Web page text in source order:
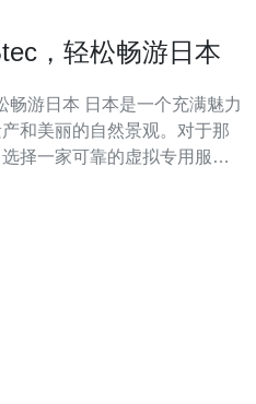
，轻松畅游日本
一个充满魅力
和美丽的自然景观。对于那
择一家可靠的虚拟专用服务
为他们的VPS合作伙伴，以